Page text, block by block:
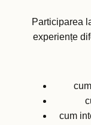
Participarea
experiențe
cum